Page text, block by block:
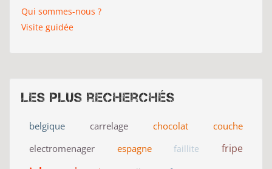
Qui sommes-nous ?
Visite guidée
Les plus recherchés
belgique carrelage chocolat
couche
electromenager
espagne faillite fripe